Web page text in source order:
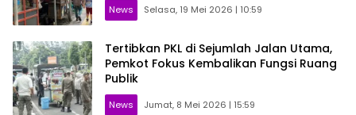
News Selasa, 19 Mei 2026 | 10:59
Tertibkan PKL di Sejumlah Jalan Utama,
Pemkot Fokus Kembalikan Fungsi Ruang
Publik
News Jumat, 8 Mei 2026 | 15:59